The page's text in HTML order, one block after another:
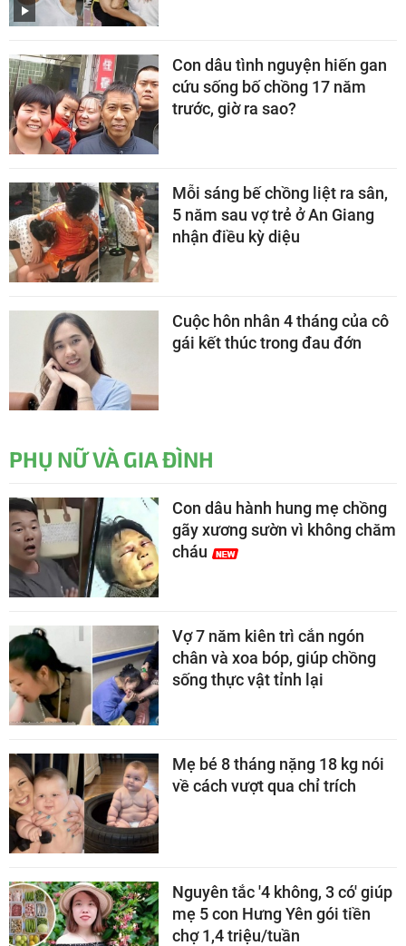
Con dâu tình nguyện hiến gan
cứu sống bố chồng 17 năm
trước, giờ ra sao?
Mỗi sáng bế chồng liệt ra sân,
5 năm sau vợ trẻ ở An Giang
nhận điều kỳ diệu
Cuộc hôn nhân 4 tháng của cô
gái kết thúc trong đau đớn
PHỤ NỮ VÀ GIA ĐÌNH
Con dâu hành hung mẹ chồng
gãy xương sườn vì không chăm
cháu
Vợ 7 năm kiên trì cắn ngón
chân và xoa bóp, giúp chồng
sống thực vật tỉnh lại
Mẹ bé 8 tháng nặng 18 kg nói
về cách vượt qua chỉ trích
Nguyên tắc '4 không, 3 có' giúp
mẹ 5 con Hưng Yên gói tiền
chợ 1,4 triệu/tuần